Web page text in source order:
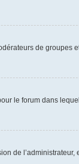
de groupes
le forum dans
de l’administrateur,